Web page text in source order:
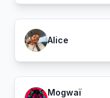
Alice
Mogwaï